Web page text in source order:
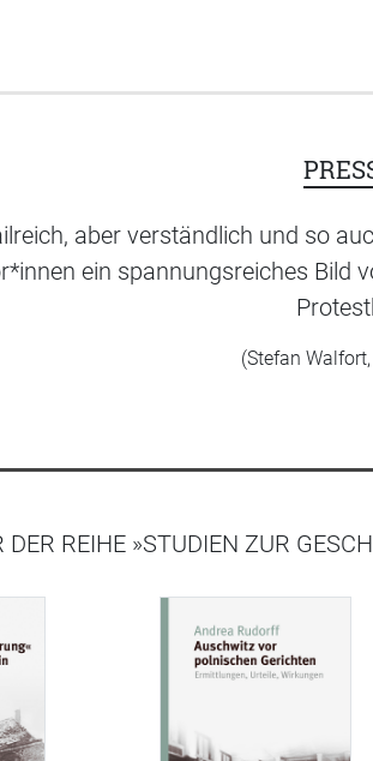
aber verständlich und so
ein spannungsreiches Bild
(Stefan
DER REIHE »STUDIEN ZUR